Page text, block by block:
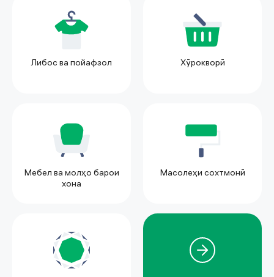
Либос ва пойафзол Хӯрокворӣ
Мебел ва молҳо барои
хона
Масолеҳи сохтмонӣ